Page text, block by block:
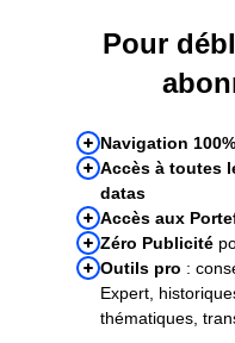
Pour
Navigation
Accès à toutes
datas
Accès aux
Zéro Publicité
Outils pro :
Expert,
thématiques,